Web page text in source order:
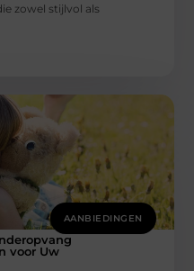
zowel stijlvol als
AANBIEDINGEN
voor Uw